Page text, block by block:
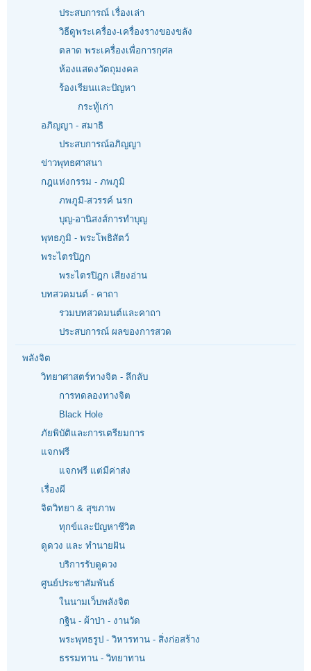
ประสบการณ์ เรื่องเล่า
วิธีดูพระเครื่อง-เครื่องรางของขลัง
ตลาด พระเครื่องเพื่อการกุศล
ห้องแสดงวัตถุมงคล
ร้องเรียนและปัญหา
กระทู้เก่า
อภิญญา - สมาธิ
ประสบการณ์อภิญญา
ข่าวพุทธศาสนา
กฎแห่งกรรม - ภพภูมิ
ภพภูมิ-สวรรค์ นรก
บุญ-อานิสงส์การทำบุญ
พุทธภูมิ - พระโพธิสัตว์
พระไตรปิฎก
พระไตรปิฎก เสียงอ่าน
บทสวดมนต์ - คาถา
รวมบทสวดมนต์และคาถา
ประสบการณ์ ผลของการสวด
พลังจิต
วิทยาศาสตร์ทางจิต - ลึกลับ
การทดลองทางจิต
Black Hole
ภัยพิบัติและการเตรียมการ
แจกฟรี
แจกฟรี แต่มีค่าส่ง
เรื่องผี
จิตวิทยา & สุขภาพ
ทุกข์และปัญหาชีวิต
ดูดวง และ ทำนายฝัน
บริการรับดูดวง
ศูนย์ประชาสัมพันธ์
ในนามเว็บพลังจิต
กฐิน - ผ้าป่า - งานวัด
พระพุทธรูป - วิหารทาน - สิ่งก่อสร้าง
ธรรมทาน - วิทยาทาน